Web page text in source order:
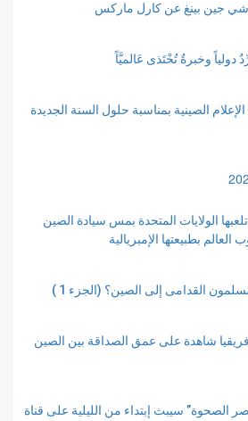
جين بينغ عن كارل ماركس
دولياً وخبرةٌ تُحْتَذى عَالميَّاً
الصينية بمناسبة حلول السنة الجديدة
تلعبها الولايات المتحدة بمس سيادة الصين
بطبيعتها الإمبريالية
القدامى إلى الصين؟ (الجزء 1 )
شاهدة على عمق الصداقة بين الصين
الصحوة” سيبث إبتداء من الليلية على قناة